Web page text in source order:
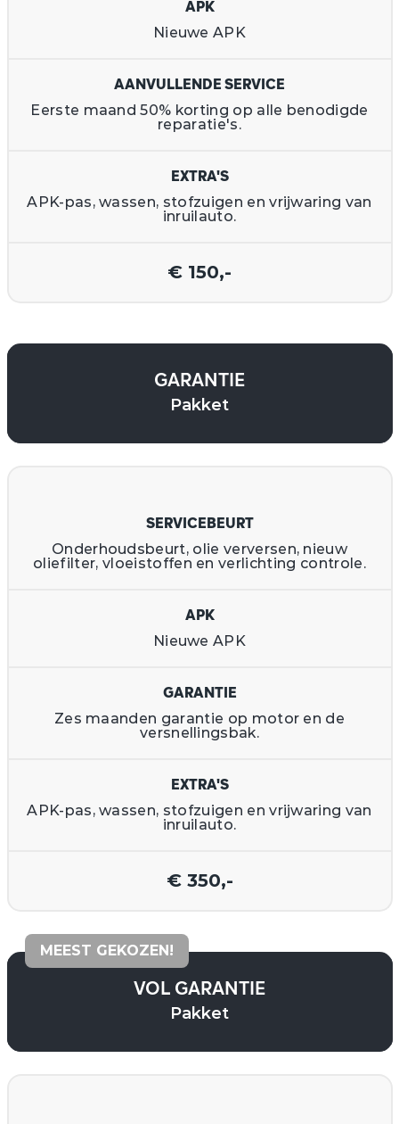
APK
Nieuwe APK
AANVULLENDE SERVICE
Eerste maand 50% korting op alle benodigde
reparatie's.
EXTRA'S
APK-pas, wassen, stofzuigen en vrijwaring van
inruilauto.
€ 150,-
GARANTIE
Pakket
SERVICEBEURT
Onderhoudsbeurt, olie verversen, nieuw
oliefilter, vloeistoffen en verlichting controle.
APK
Nieuwe APK
GARANTIE
Zes maanden garantie op motor en de
versnellingsbak.
EXTRA'S
APK-pas, wassen, stofzuigen en vrijwaring van
inruilauto.
€ 350,-
VOL GARANTIE
Pakket
MEEST GEKOZEN!